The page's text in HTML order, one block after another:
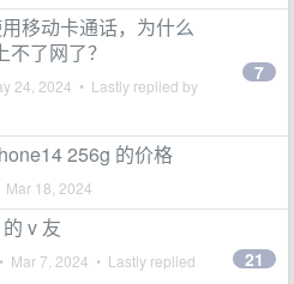
移动卡通话，为什么
了网了？
24, 2024 • Lastly replied by
7
256g 的价格
Mar 18, 2024
v 友
• Mar 7, 2024 • Lastly replied
21